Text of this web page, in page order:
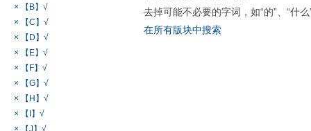
× 【B】√
× 【C】√
× 【D】√
× 【E】√
× 【F】√
× 【G】√
× 【H】√
× 【I】√
× 【J】√
去掉可能不必要的字词，如“的”、“什么
在所有版块中搜索